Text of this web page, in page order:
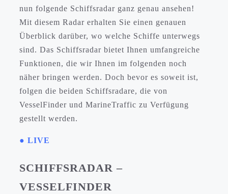
nun folgende Schiffsradar ganz genau ansehen!
Mit diesem Radar erhalten Sie einen genauen
Überblick darüber, wo welche Schiffe unterwegs
sind. Das Schiffsradar bietet Ihnen umfangreiche
Funktionen, die wir Ihnen im folgenden noch
näher bringen werden. Doch bevor es soweit ist,
folgen die beiden Schiffsradare, die von
VesselFinder und MarineTraffic zu Verfügung
gestellt werden.
● LIVE
SCHIFFSRADAR –
VESSELFINDER